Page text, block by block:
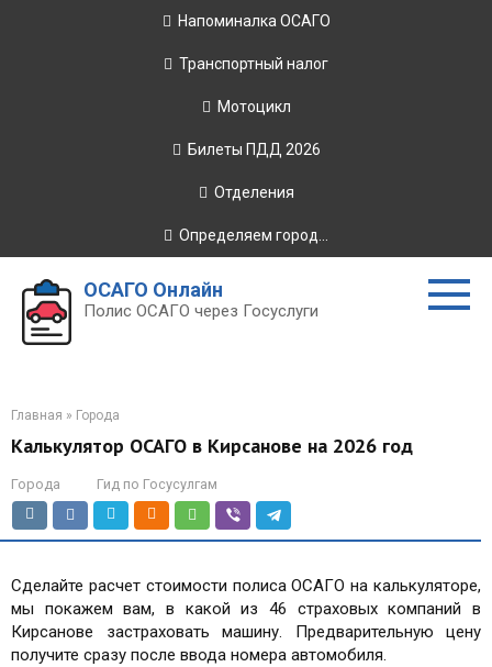
Напоминалка ОСАГО
Транспортный налог
Мотоцикл
Билеты ПДД 2026
Отделения
Определяем город...
ОСАГО Онлайн
Полис ОСАГО через Госуслуги
Главная » Города
Калькулятор ОСАГО в Кирсанове на 2026 год
Города Гид по Госусулгам
Сделайте расчет стоимости полиса ОСАГО на калькуляторе,
мы покажем вам, в какой из 46 страховых компаний в
Кирсанове застраховать машину. Предварительную цену
получите сразу после ввода номера автомобиля.